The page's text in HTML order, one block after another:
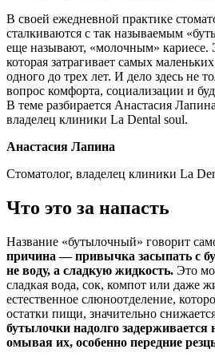
В своей ежедневной практике
сталкиваются с так называемым
еще называют, «молочным» кариесе.
которая затрагивает самых
одного до трех лет. И дело здесь не
вопрос комфорта, социализации и
В теме разбирается Анастасия
владелец клиники La Dental soul.
Анастасия Лапина
Стоматолог, владелец клиники La
Что это за напасть
Название «бутылочный» говорит
причина — привычка засыпать с
не воду, а сладкую жидкость. Это
сладкая вода, сок, компот или даже
естественное слюноотделение,
остатки пищи, значительно
бутылочки надолго задерживается
омывая их, особенно передние